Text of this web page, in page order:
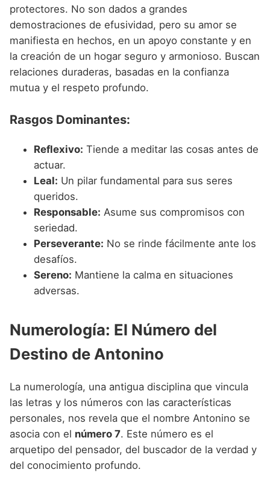
protectores. No son dados a grandes
demostraciones de efusividad, pero su amor se
manifiesta en hechos, en un apoyo constante y en
la creación de un hogar seguro y armonioso. Buscan
relaciones duraderas, basadas en la confianza
mutua y el respeto profundo.
Rasgos Dominantes:
Reflexivo: Tiende a meditar las cosas antes de
actuar.
Leal: Un pilar fundamental para sus seres
queridos.
Responsable: Asume sus compromisos con
seriedad.
Perseverante: No se rinde fácilmente ante los
desafíos.
Sereno: Mantiene la calma en situaciones
adversas.
Numerología: El Número del
Destino de Antonino
La numerología, una antigua disciplina que vincula
las letras y los números con las características
personales, nos revela que el nombre Antonino se
asocia con el número 7. Este número es el
arquetipo del pensador, del buscador de la verdad y
del conocimiento profundo.